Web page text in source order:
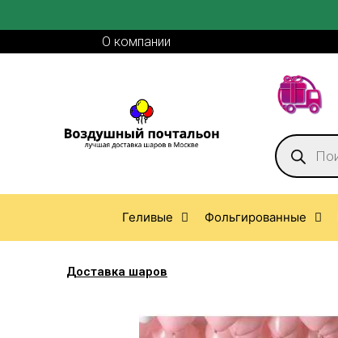
О компании
Геливые Фольгированные
Доставка шаров